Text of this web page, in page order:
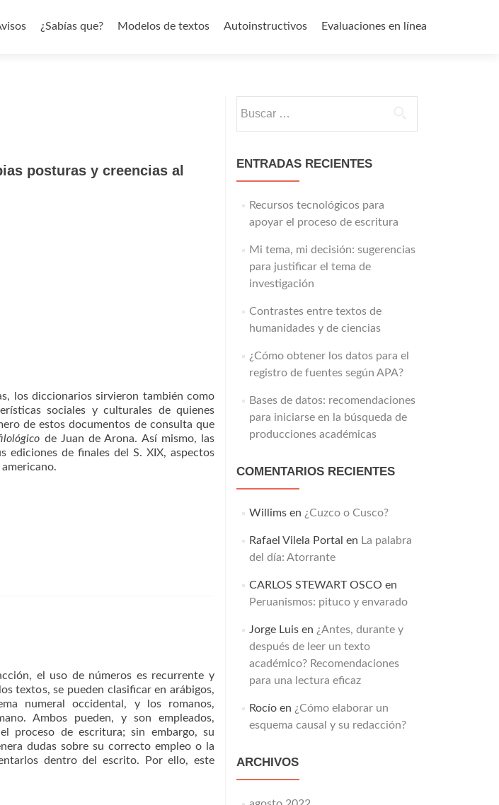
¿Sabías que? Modelos de textos Autoinstructivos Evaluaciones en línea
posturas y creencias al
los diccionarios sirvieron también como
sociales y culturales de quienes
de estos documentos de consulta que
de Juan de Arona. Así mismo, las
ediciones de finales del S. XIX, aspectos
el uso de números es recurrente y
textos, se pueden clasificar en arábigos,
numeral occidental, y los romanos,
Ambos pueden, y son empleados,
proceso de escritura; sin embargo, su
dudas sobre su correcto empleo o la
dentro del escrito. Por ello, este
ENTRADAS RECIENTES
Recursos tecnológicos para
apoyar el proceso de escritura
Mi tema, mi decisión: sugerencias
para justificar el tema de
investigación
Contrastes entre textos de
humanidades y de ciencias
¿Cómo obtener los datos para el
registro de fuentes según APA?
Bases de datos: recomendaciones
para iniciarse en la búsqueda de
producciones académicas
COMENTARIOS RECIENTES
Willimsen ¿Cuzco o Cusco?
Rafael Vilela Portal en La palabra
del día: Atorrante
CARLOS STEWART OSCO en
Peruanismos: pituco y envarado
Jorge Luisen ¿Antes, durante y
después de leer un texto
académico? Recomendaciones
para una lectura eficaz
Rocíoen ¿Cómo elaborar un
esquema causal y su redacción?
ARCHIVOS